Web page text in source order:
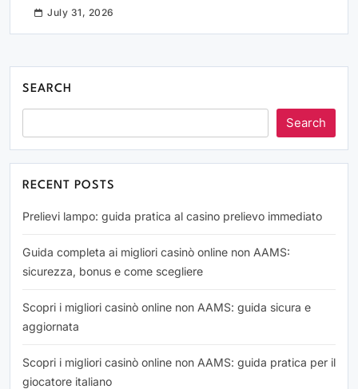
July 31, 2026
SEARCH
Search
RECENT POSTS
Prelievi lampo: guida pratica al casino prelievo immediato
Guida completa ai migliori casinò online non AAMS:
sicurezza, bonus e come scegliere
Scopri i migliori casinò online non AAMS: guida sicura e
aggiornata
Scopri i migliori casinò online non AAMS: guida pratica per il
giocatore italiano